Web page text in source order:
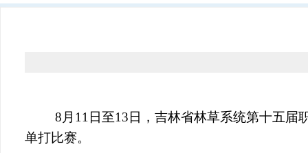
8 月11日至13日，吉林省林草系统第十五
单打比赛。